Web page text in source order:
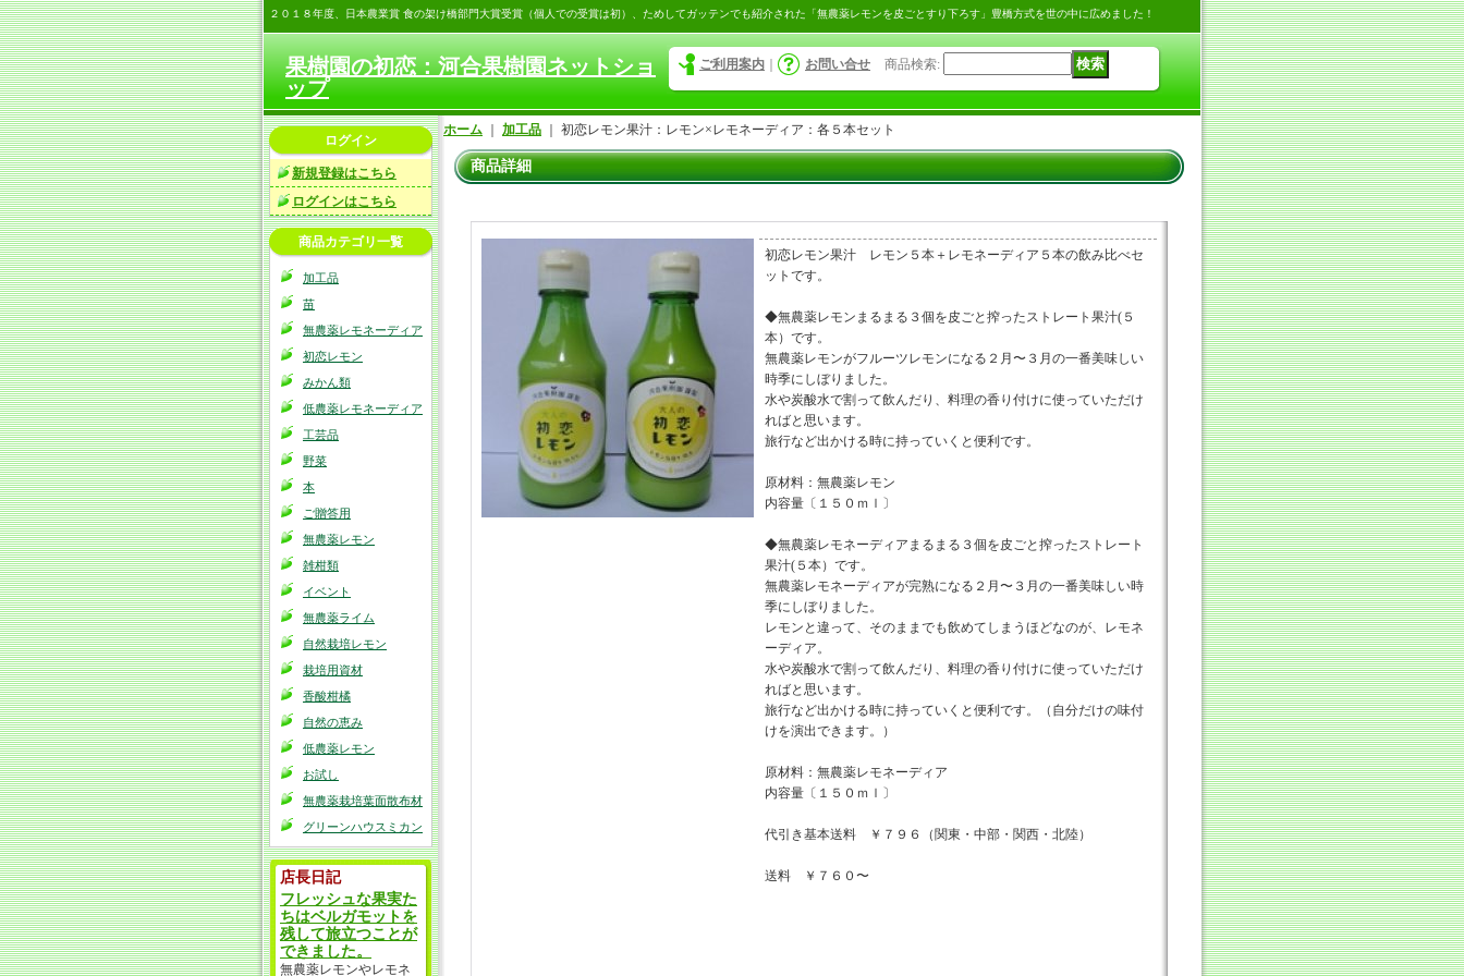
２０１８年度、日本農業賞 食の架け橋部門大賞受賞（個人での受賞は初）、ためしてガッテンでも紹介された「無農薬レモンを皮ごとすり下ろす」豊橋方式を世の中に広めました！
果樹園の初恋：河合果樹園ネットショ
ップ
ご利用案内 お問い合せ 商品検索:
ログイン
新規登録はこちら
ログインはこちら
商品カテゴリ一覧
加工品
苗
無農薬レモネーディア
初恋レモン
みかん類
低農薬レモネーディア
工芸品
野菜
本
ご贈答用
無農薬レモン
雑柑類
イベント
無農薬ライム
自然栽培レモン
栽培用資材
香酸柑橘
自然の恵み
低農薬レモン
お試し
無農薬栽培葉面散布材
グリーンハウスミカン
店長日記
フレッシュな果実た
ちはベルガモットを
残して旅立つことが
できました。
無農薬レモンやレモネ
ホーム 加工品 初恋レモン果汁：レモン×レモネーディア：各５本セット
商品詳細
初恋レモン果汁 レモン５本＋レモネーディア５本の飲み比べセ
ットです。
◆無農薬レモンまるまる３個を皮ごと搾ったストレート果汁(５
本）です。
無農薬レモンがフルーツレモンになる２月〜３月の一番美味しい
時季にしぼりました。
水や炭酸水で割って飲んだり、料理の香り付けに使っていただけ
ればと思います。
旅行など出かける時に持っていくと便利です。
原材料：無農薬レモン
内容量〔１５０ｍｌ〕
◆無農薬レモネーディアまるまる３個を皮ごと搾ったストレート
果汁(５本）です。
無農薬レモネーディアが完熟になる２月〜３月の一番美味しい時
季にしぼりました。
レモンと違って、そのままでも飲めてしまうほどなのが、レモネ
ーディア。
水や炭酸水で割って飲んだり、料理の香り付けに使っていただけ
ればと思います。
旅行など出かける時に持っていくと便利です。（自分だけの味付
けを演出できます。）
原材料：無農薬レモネーディア
内容量〔１５０ｍｌ〕
代引き基本送料 ￥７９６（関東・中部・関西・北陸）
送料 ￥７６０〜